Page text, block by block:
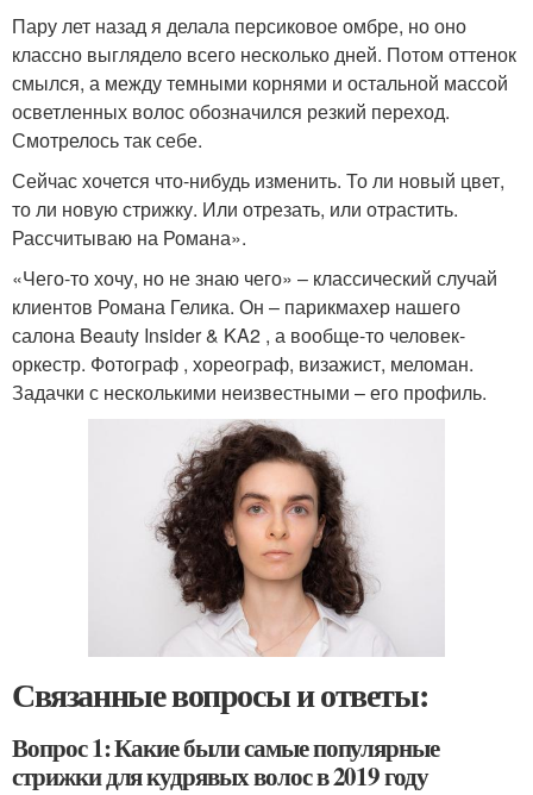
Пару лет назад я делала персиковое омбре, но оно
классно выглядело всего несколько дней. Потом оттенок
смылся, а между темными корнями и остальной массой
осветленных волос обозначился резкий переход.
Смотрелось так себе.
Сейчас хочется что-нибудь изменить. То ли новый цвет,
то ли новую стрижку. Или отрезать, или отрастить.
Рассчитываю на Романа».
«Чего-то хочу, но не знаю чего» – классический случай
клиентов Романа Гелика. Он – парикмахер нашего
салона Beauty Insider & KA2 , а вообще-то человек-
оркестр. Фотограф , хореограф, визажист, меломан.
Задачки с несколькими неизвестными – его профиль.
Связанные вопросы и ответы:
Вопрос 1: Какие были самые популярные
стрижки для кудрявых волос в 2019 году